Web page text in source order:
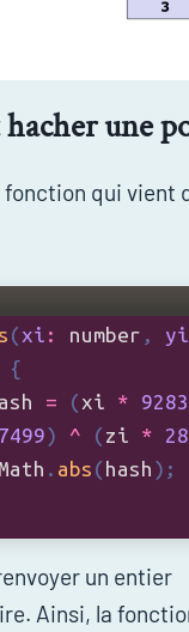
une
qui vient
un entier
Ainsi, la